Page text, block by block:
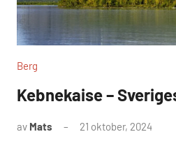
Berg
Kebnekaise –
av Mats 21 oktober, 2024